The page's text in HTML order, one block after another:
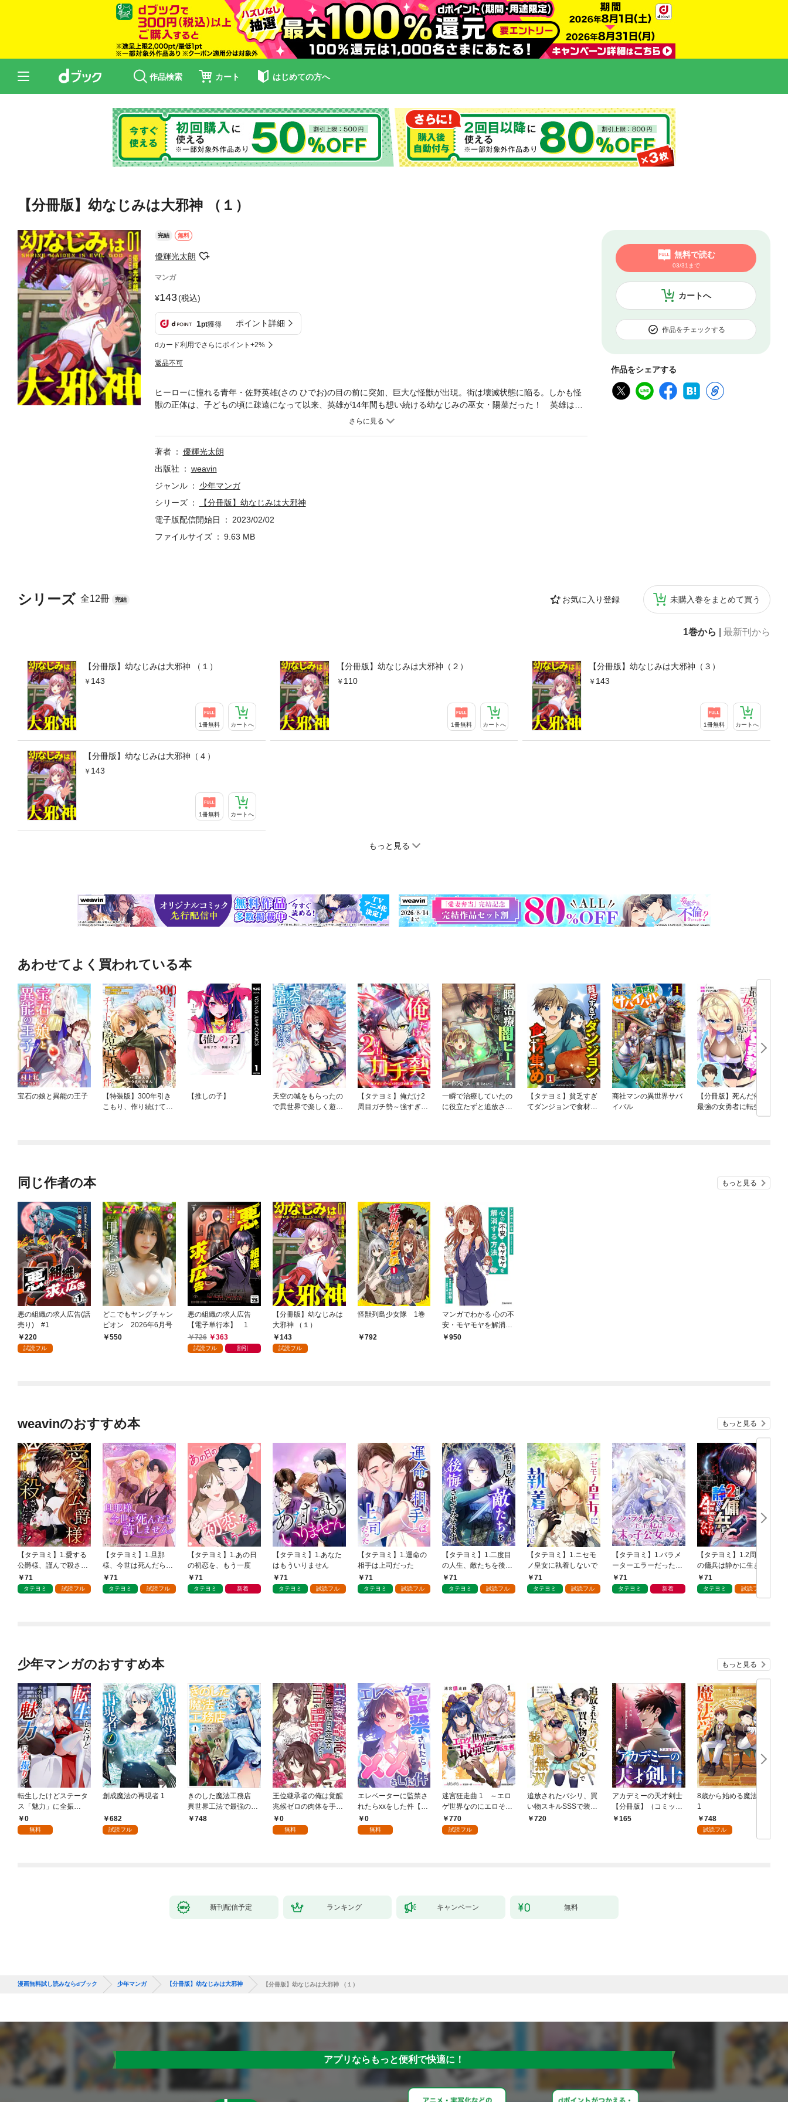
作品検索 カート はじめての方へ
【分冊版】幼なじみは大邪神 （１）
完結 無料
優輝光太朗
マンガ
143(税込)
1pt獲得 ポイント詳細
dカード利用でさらにポイント+2%
返品不可
カートへ
無料で読む
03/31まで
作品をチェックする
作品をシェアする
シリーズ 全12冊 完結 お気に入り登録 未購入巻をまとめて買う
1巻から 最新刊から
【分冊版】幼なじみは大邪神 （１）
143
1冊無料 カートへ
【分冊版】幼なじみは大邪神（２）
110
1冊無料 カートへ
【分冊版】幼なじみは大邪神（３）
143
1冊無料 カートへ
【分冊版】幼なじみは大邪神（４）
143
1冊無料 カートへ
もっと見る
ヒーローに憧れる青年・佐野英雄(さの ひでお)の目の前に突如、巨大な怪獣が出現。街は壊滅状態に陥る。しかも怪
獣の正体は、子どもの頃に疎遠になって以来、英雄が14年間も想い続ける幼なじみの巫女・陽菜だった！ 英雄は幼
なじみを救えるのか、それとも街を守るために殺すのか――。ヒーロー、邪神、怪獣、神様……のハチャメチャのバ
あらかじめご了承の上、お読みください。
著者
優輝光太朗
出版社
weavin
ジャンル
少年マンガ
シリーズ
【分冊版】幼なじみは大邪神
電子版配信開始日
2023/02/02
ファイルサイズ
9.63 MB
あわせてよく買われている本
宝石の娘と異能の王子
【特装版】300年引き
こもり、作り続けてし
【推しの子】
天空の城をもらったの
で異世界で楽しく遊び
【タテヨミ】俺だけ2
周目ガチ勢～強すぎて
一瞬で治療していたの
に役立たずと追放され
【タテヨミ】貧乏すぎ
てダンジョンで食材集
商社マンの異世界サバ
イバル
【分冊版】死んだ俺は
最強の女勇者に転生…
同じ作者の本 もっと見る
悪の組織の求人広告(話
売り) #1
220
試読フル
どこでもヤングチャン
ピオン 2026年6月号
550
悪の組織の求人広告
【電子単行本】 1
726
363
試読フル 割引
【分冊版】幼なじみは
大邪神 （１）
143
試読フル
怪獣列島少女隊 1巻
792
マンガでわかる 心の不
安・モヤモヤを解消す
る方法（池田書店）
950
weavinのおすすめ本 もっと見る
【タテヨミ】1.愛する
公爵様、謹んで殺させ
ていただきます！
71
タテヨミ 試読フル
【タテヨミ】1.旦那
様、今世は死んだら許
しません
71
タテヨミ 試読フル
【タテヨミ】1.あの日
の初恋を、もう一度
71
タテヨミ 新着
【タテヨミ】1.あなた
はもういりません
71
タテヨミ 試読フル
【タテヨミ】1.運命の
相手は上司だった
71
タテヨミ 試読フル
【タテヨミ】1.二度目
の人生、敵たちを後悔
させてみせます
71
タテヨミ 試読フル
【タテヨミ】1.ニセモ
ノ皇女に執着しないで
71
タテヨミ 試読フル
【タテヨミ】1.パラメ
ーターエラーだった私
は末っ子公女になった
71
タテヨミ 新着
【タテヨミ】1.2周目
の傭兵は静かに生きら
れない
71
タテヨミ 試読フル
少年マンガのおすすめ本 もっと見る
転生したけどステータ
ス「魅力」に全振
り！？(1)
0
無料
創成魔法の再現者 1
682
試読フル
きのした魔法工務店
異世界工法で最強の家
づくりを（コミック）
748
王位継承者の俺は覚醒
兆候ゼロの肉体を手に
入れて自由を謳歌す
る。1
0
無料
エレベーターに監禁さ
れたらxxをした件【全
年齢版】(1)
0
無料
迷宮狂走曲 1 ～エロ
ゲ世界なのにエロそっ
ちのけでひたすら最強
を目指すモブ転生者～
770
試読フル
追放されたパシリ、買
い物スキルSSSで装備
無双 ～買ったモノを
720
アカデミーの天才剣士
【分冊版】（コミッ
ク） １話【フルカラ
165
8歳から始める魔法学
1
748
試読フル
新刊配信予定 ランキング キャンペーン 無料
漫画無料試し読みならdブック 少年マンガ 【分冊版】幼なじみは大邪神 【分冊版】幼なじみは大邪神 （１）
アプリならもっと便利で快適に！